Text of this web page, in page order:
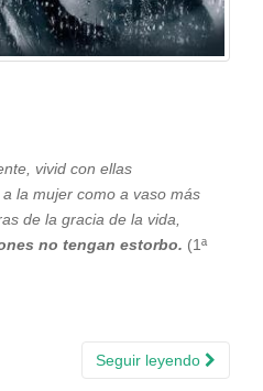
vivid con ellas
la mujer como a vaso más
de la gracia de la vida,
no tengan estorbo. (1ª
Seguir leyendo